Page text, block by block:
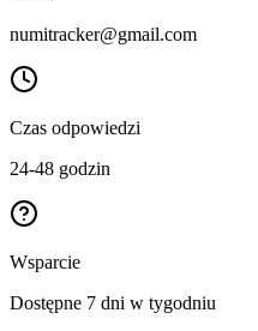
numitracker@gmail.com
Czas odpowiedzi
24-48 godzin
Wsparcie
Dostępne 7 dni w tygodniu